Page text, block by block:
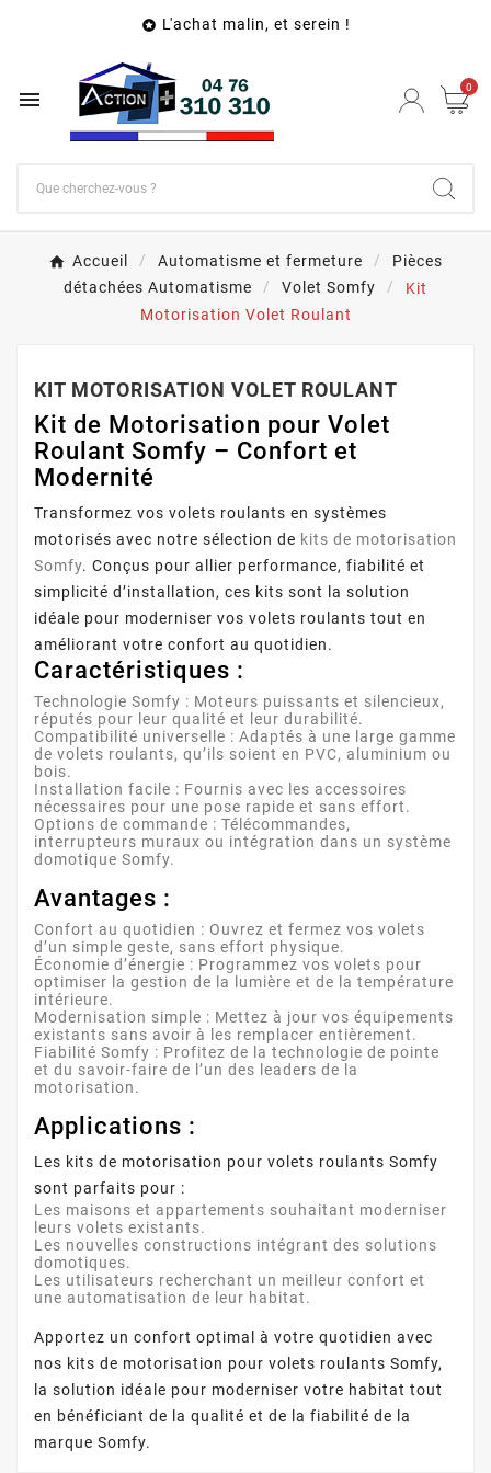
 L'achat malin, et serein !
 0
Accueil Automatisme et fermeture
Pièces
détachées Automatisme
Volet Somfy
Kit
Motorisation Volet Roulant
KIT MOTORISATION VOLET ROULANT
Kit de Motorisation pour Volet
Roulant Somfy – Confort et
Modernité
Transformez vos volets roulants en systèmes
motorisés avec notre sélection de kits de motorisation
Somfy. Conçus pour allier performance, fiabilité et
simplicité d’installation, ces kits sont la solution
idéale pour moderniser vos volets roulants tout en
améliorant votre confort au quotidien.
Caractéristiques :
Technologie Somfy : Moteurs puissants et silencieux,
réputés pour leur qualité et leur durabilité.
Compatibilité universelle : Adaptés à une large gamme
de volets roulants, qu’ils soient en PVC, aluminium ou
bois.
Installation facile : Fournis avec les accessoires
nécessaires pour une pose rapide et sans effort.
Options de commande : Télécommandes,
interrupteurs muraux ou intégration dans un système
domotique Somfy.
Avantages :
Confort au quotidien : Ouvrez et fermez vos volets
d’un simple geste, sans effort physique.
Économie d’énergie : Programmez vos volets pour
optimiser la gestion de la lumière et de la température
intérieure.
Modernisation simple : Mettez à jour vos équipements
existants sans avoir à les remplacer entièrement.
Fiabilité Somfy : Profitez de la technologie de pointe
et du savoir-faire de l’un des leaders de la
motorisation.
Applications :
Les kits de motorisation pour volets roulants Somfy
sont parfaits pour :
Les maisons et appartements souhaitant moderniser
leurs volets existants.
Les nouvelles constructions intégrant des solutions
domotiques.
Les utilisateurs recherchant un meilleur confort et
une automatisation de leur habitat.
Apportez un confort optimal à votre quotidien avec
nos kits de motorisation pour volets roulants Somfy,
la solution idéale pour moderniser votre habitat tout
en bénéficiant de la qualité et de la fiabilité de la
marque Somfy.